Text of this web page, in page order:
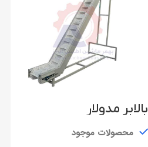
بالابر مدولار
محصولات موجود